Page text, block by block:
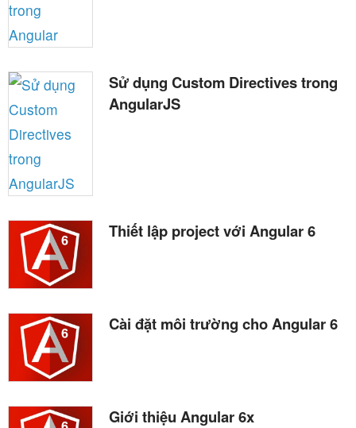
Sử dụng Custom Directives trong
AngularJS
Thiết lập project với Angular 6
Cài đặt môi trường cho Angular 6
Giới thiệu Angular 6x